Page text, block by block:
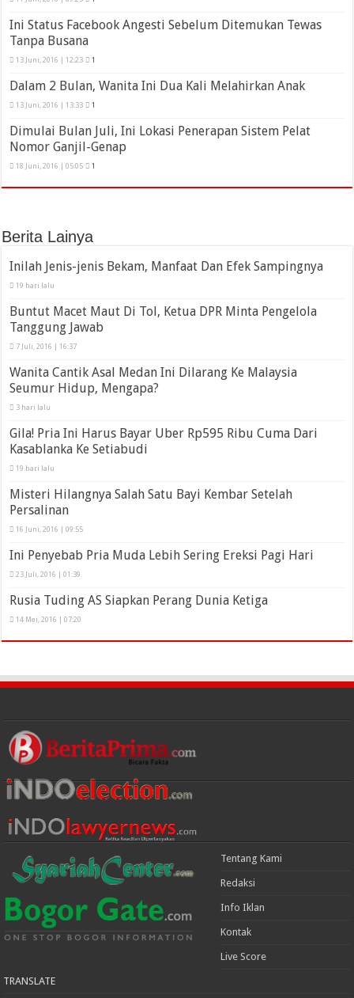
Ini Status Facebook Angesti Sebelum Ditemukan Tewas
Tanpa Busana
13 Juni, 2016 | 12:23 1
Dalam 2 Bulan, Wanita Ini Dua Kali Melahirkan Anak
13 Juni, 2016 | 13:33 1
Dimulai Bulan Juli, Ini Lokasi Penerapan Sistem Pelat
Nomor Ganjil-Genap
18 Juni, 2016 | 05:05 1
Berita Lainya
Inilah Jenis-jenis Bekam, Manfaat Dan Efek Sampingnya
19 hari lalu
Buntut Macet Maut Di Tol, Ketua DPR Minta Pengelola
Tanggung Jawab
7 Juli, 2016 | 16:37
Wanita Cantik Asal Medan Ini Dilarang Ke Malaysia
Seumur Hidup, Mengapa?
3 hari lalu
Gila! Pria Ini Harus Bayar Uber Rp595 Ribu Cuma Dari
Kasablanka Ke Setiabudi
19 hari lalu
Misteri Hilangnya Salah Satu Bayi Kembar Setelah
Persalinan
16 Juni, 2016 | 09:55
Ini Penyebab Pria Muda Lebih Sering Ereksi Pagi Hari
23 Juli, 2016 | 01:39
Rusia Tuding AS Siapkan Perang Dunia Ketiga
14 Mei, 2016 | 07:20
Tentang Kami
Redaksi
Info Iklan
Kontak
Live Score
TRANSLATE